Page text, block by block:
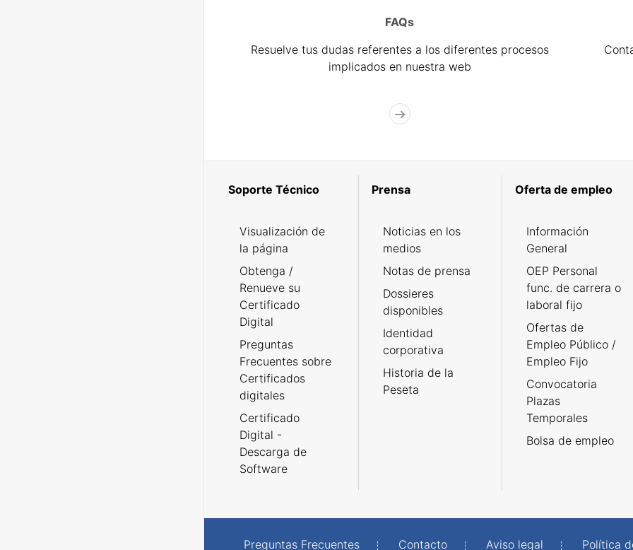
FAQs
Resuelve tus dudas referentes a los diferentes procesos
implicados en nuestra web
Soporte Técnico
Visualización de
la página
Obtenga /
Renueve su
Certificado
Digital
Preguntas
Frecuentes sobre
Certificados
digitales
Certificado
Digital -
Descarga de
Software
Prensa
Noticias en los
medios
Notas de prensa
Dossieres
disponibles
Identidad
corporativa
Historia de la
Peseta
Oferta de empleo
Información
General
OEP Personal
func. de carrera o
laboral fijo
Ofertas de
Empleo Público /
Empleo Fijo
Convocatoria
Plazas
Temporales
Bolsa de empleo
Preguntas Frecuentes Contacto Aviso legal Política